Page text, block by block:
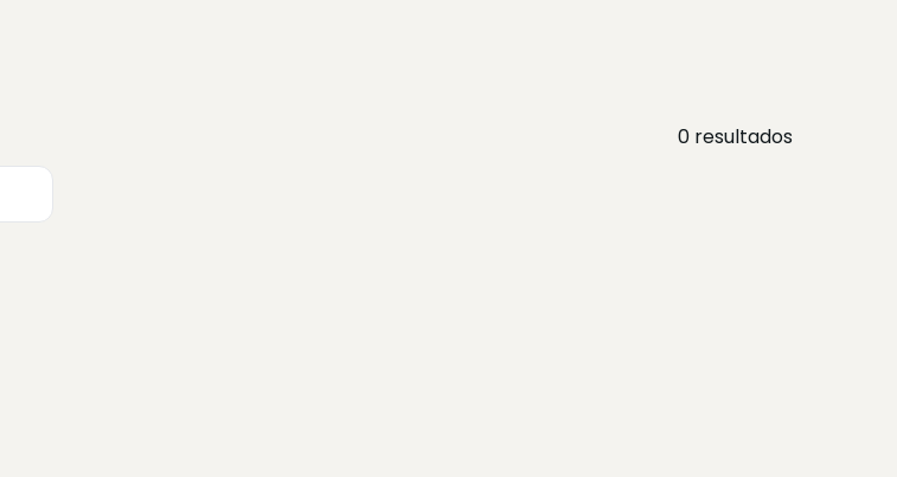
0 resultados